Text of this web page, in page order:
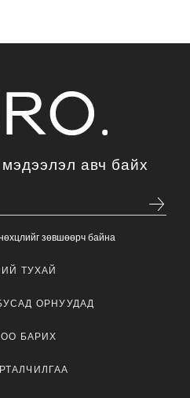
авч байх
зөвшөөрч байна
ТУХАЙ
ОРНУУДАД
БАРИХ